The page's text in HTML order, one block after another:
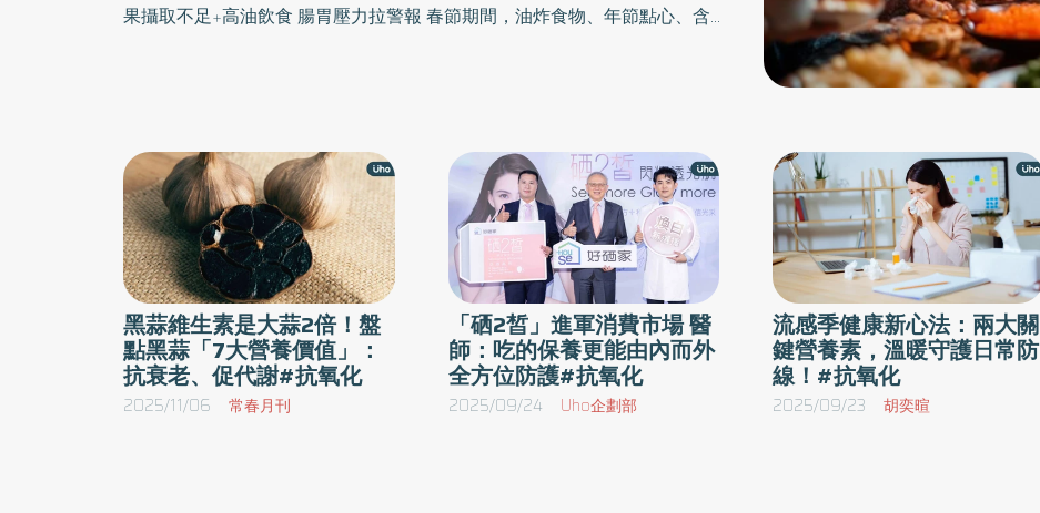
果攝取不足+高油飲食 腸胃壓力拉警報 春節期間，油炸食物、年節點心、含糖
狀，不僅影響生活品質，更反映出消化道在年節期間承受的負擔明顯增加。
楊士豪醫師進一步提醒，造成腸胃不適的關鍵，除了吃得多，更與「吃得不均
衡」有關。根據國健署調查，台灣民眾超過八成日常蔬果攝取量不足2，若再
疊加年節高油高鹽、低纖維的飲食結構，更容易誘發消化不良症狀3，甚至提
高胃食道逆流等慢性問題的風險4。因此，節慶期間除控制進食份量，也應留
意飲食多樣性，適度增加蔬菜、水果與全穀類攝取，以減輕腸胃負擔、維持消
化道健康。 酵素輔助成消化關鍵 搭配膳食纖維效果更佳 然而，在年節聚餐
頻繁、外食比例高、飲食選擇有限的情況下，即使特別留意，蔬果攝取不足的
黑蒜維生素是大蒜2倍！盤
點黑蒜「7大營養價值」：
抗衰老、促代謝#抗氧化
2025/11/06 常春月刊
「硒2皙」進軍消費市場 醫
師：吃的保養更能由內而外
全方位防護#抗氧化
2025/09/24 Uho企劃部
流感季健康新心法：兩大關
鍵營養素，溫暖守護日常防
線！#抗氧化
2025/09/23 胡奕暄